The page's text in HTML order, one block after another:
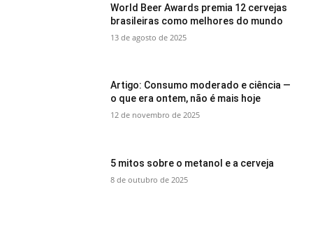
World Beer Awards premia 12 cervejas
brasileiras como melhores do mundo
13 de agosto de 2025
Artigo: Consumo moderado e ciência —
o que era ontem, não é mais hoje
12 de novembro de 2025
5 mitos sobre o metanol e a cerveja
8 de outubro de 2025